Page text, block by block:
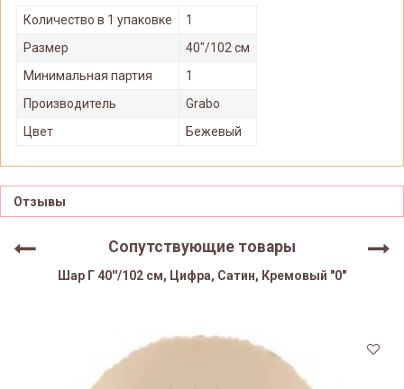
Количество в 1 упаковке
1
Размер
40"/102 см
Минимальная партия
1
Производитель
Grabo
Цвет
Бежевый
Отзывы
Сопутствующие товары
Шар Г 40''/102 см, Цифра, Сатин, Кремовый "0"